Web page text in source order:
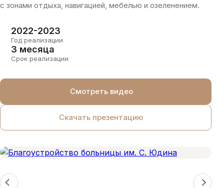
с зонами отдыха, навигацией, мебелью и озеленением.
2022-2023
Год реализации
3 месяца
Срок реализации
Смотреть видео
Скачать презентацию